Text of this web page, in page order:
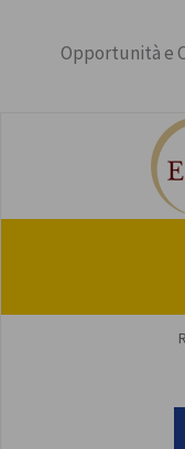
Opportunità e